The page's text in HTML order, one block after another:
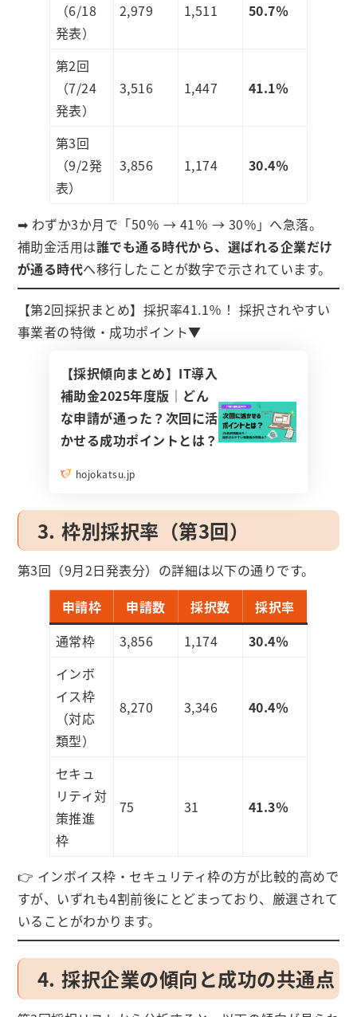
（6/18
発表）
2,979 1,511 50.7％
第2回
（7/24
発表）
3,516 1,447 41.1％
第3回
（9/2発
表）
3,856 1,174 30.4％
➡ わずか3か月で「50％ → 41％ → 30％」へ急落。
補助金活用は誰でも通る時代から、選ばれる企業だけ
が通る時代へ移行したことが数字で示されています。
【第2回採択まとめ】採択率41.1％！ 採択されやすい
事業者の特徴・成功ポイント▼
【採択傾向まとめ】IT導入
補助金2025年度版｜どん
な申請が通った？次回に活
かせる成功ポイントとは？
hojokatsu.jp
3. 枠別採択率（第3回）
第3回（9月2日発表分）の詳細は以下の通りです。
申請枠
申請数 採択数
採択率
通常枠
3,856 1,174
30.4％
インボ
イス枠
（対応
類型）
8,270 3,346 40.4％
セキュ
リティ対
策推進
枠
75 31 41.3％
👉 インボイス枠・セキュリティ枠の方が比較的高めで
すが、いずれも4割前後にとどまっており、厳選されて
いることがわかります。
4. 採択企業の傾向と成功の共通点